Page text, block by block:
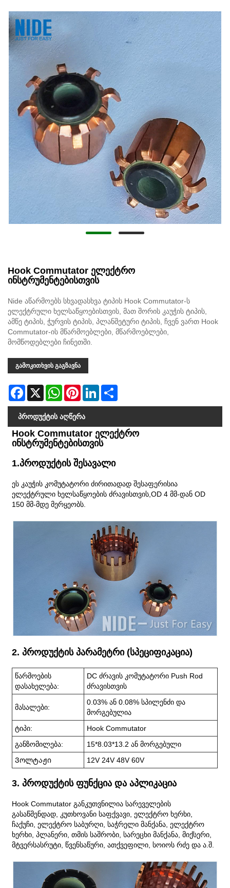
Hook Commutator ელექტრო
ინსტრუმენტებისთვის
Nide აწარმოებს სხვადასხვა ტიპის Hook Commutator-ს
ელექტრული ხელსაწყოებისთვის, მათ შორის კაუჭის ტიპის,
ამწე ტიპის, ჭურვის ტიპის, პლანშეტური ტიპის, ჩვენ ვართ Hook
Commutator-ის მწარმოებლები, მწარმოებლები,
მომწოდებლები ჩინეთში.
გამოკითხვის გაგზავნა
Facebook
X WhatsAppPinterestLinkedIn
პროდუქტის აღწერა
Hook Commutator ელექტრო
ინსტრუმენტებისთვის
1.პროდუქტის შესავალი
ეს კაუჭის კომუტატორი ძირითადად შესაფერისია
ელექტრული ხელსაწყოების ძრავისთვის,OD 4 მმ-დან OD
150 მმ-მდე მერყეობს.
2. პროდუქტის პარამეტრი (სპეციფიკაცია)
წარმოების
დასახელება:
DC ძრავის კომუტატორი Push Rod
ძრავისთვის
მასალები:
0.03% ან 0.08% სპილენძი და
მორგებულია
ტიპი:
Hook Commutator
განზომილება:
15*8.03*13.2 ან მორგებული
Ვოლტაჟი
12V 24V 48V 60V
3. პროდუქტის ფუნქცია და აპლიკაცია
Hook Commutator განკუთვნილია სარეველების
გასაწმენდად, კუთხოვანი საფქვავი, ელექტრო ხერხი,
ჩაქუჩი, ელექტრო საბურღი, საჭრელი მანქანა, ელექტრო
ხერხი, პლანერი, თმის საშრობი, სარეცხი მანქანა, მიქსერი,
მტვერსასრუტი, წვენსაწური, ათქვეფილი, სოიოს რძე და ა.შ.